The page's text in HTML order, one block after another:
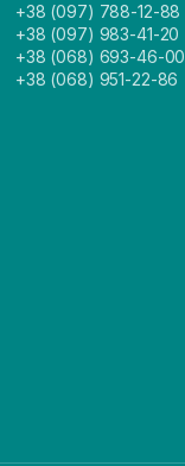
+38 (097) 788-12-88
+38 (097) 983-41-20
+38 (068) 693-46-00
+38 (068) 951-22-86